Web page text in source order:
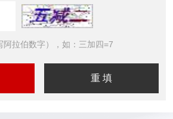
拉伯数字），如：三加四=7